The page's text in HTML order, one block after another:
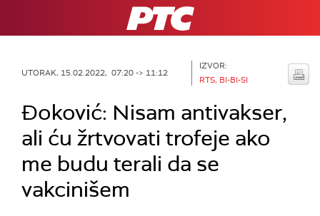
RTS
UTORAK, 15.02.2022, 07:20 -> 11:12
IZVOR:
RTS, BI-BI-SI
Đoković: Nisam antivakser,
ali ću žrtvovati trofeje ako
me budu terali da se
vakcinišem